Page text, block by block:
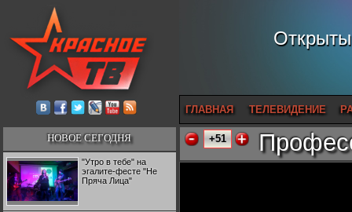
ГЛАВНАЯ ТЕЛЕВИДЕНИЕ
НОВОЕ СЕГОДНЯ
"Утро в тебе" на
эгалите-фесте "Не
Пряча Лица"
+51